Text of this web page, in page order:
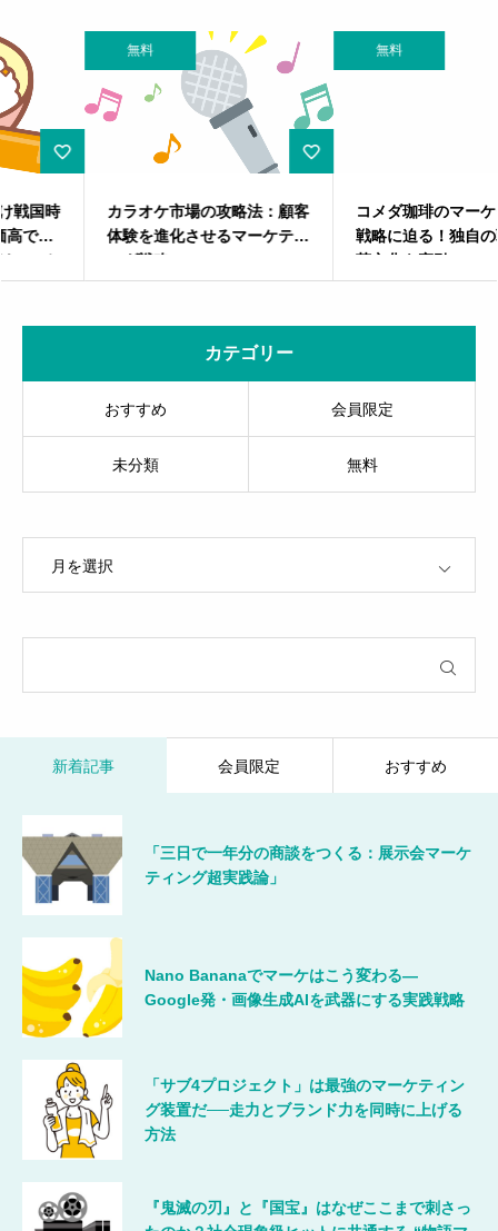
カラオケ市場の攻略法：顧客
体験を進化させるマーケティ
ング戦略
無料
コメダ珈琲のマーケティング
戦略に迫る！独自の戦略で喫
茶文化を牽引
カテゴリー
おすすめ 会員限定
未分類 無料
新着記事 会員限定 おすすめ
「三日で一年分の商談をつくる：展示会マーケ
ティング超実践論」
Nano Bananaでマーケはこう変わる―
Google発・画像生成AIを武器にする実践戦略
「サブ4プロジェクト」は最強のマーケティン
グ装置だ──走力とブランド力を同時に上げる
方法
『鬼滅の刃』と『国宝』はなぜここまで刺さっ